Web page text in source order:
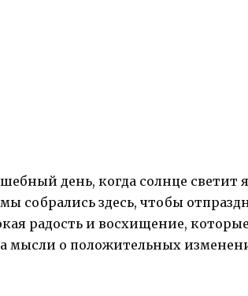
день, когда солнце светит
собрались здесь, чтобы
радость и восхищение,
мысли о положительных